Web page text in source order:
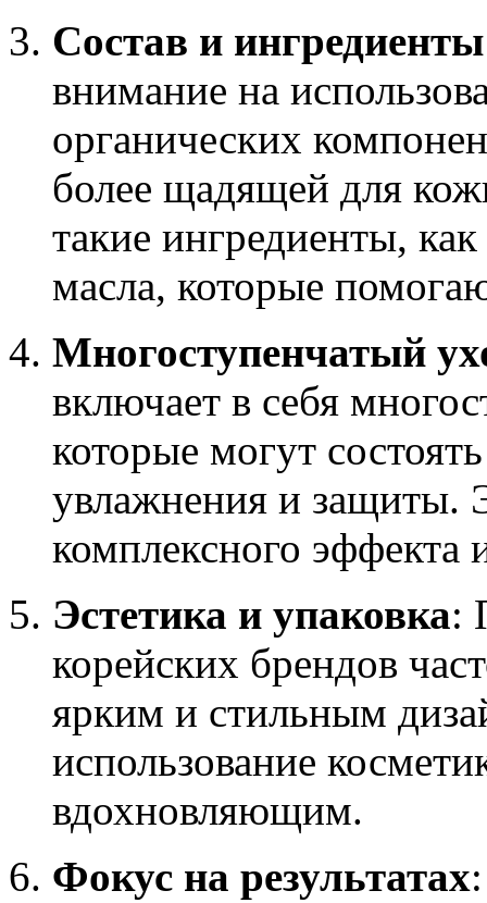
Состав и ингредиенты
внимание на
органических
более щадящей для
такие ингредиенты,
масла, которые
Многоступенчатый
включает в себя
которые могут
увлажнения и защиты.
комплексного эффекта
Эстетика и упаковка:
корейских брендов
ярким и стильным
использование
вдохновляющим.
Фокус на результатах